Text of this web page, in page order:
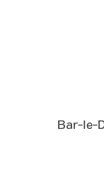
Bar-le-